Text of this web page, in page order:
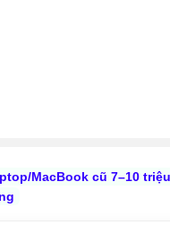
MacBook cũ 7–10